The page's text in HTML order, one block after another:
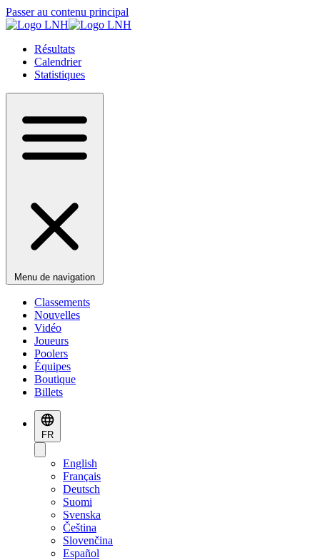
Passer au contenu principal
Résultats
Calendrier
Statistiques
Menu de navigation
Classements
Nouvelles
Vidéo
Joueurs
Poolers
Équipes
Boutique
Billets
FR
English
Français
Deutsch
Suomi
Svenska
Čeština
Slovenčina
Español